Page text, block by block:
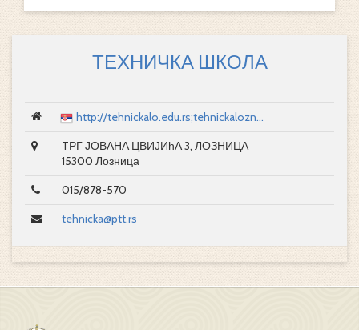
ТЕХНИЧКА ШКОЛА
http://tehnickalo.edu.rs;tehnickalozn...
TРГ ЈОВАНА ЦВИЈИћА 3, ЛОЗНИЦА
15300 Лозница
015/878-570
tehnicka@ptt.rs